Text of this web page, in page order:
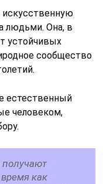
людьми. Она, в
устойчивых
сообщество
естественный
человеком,
как